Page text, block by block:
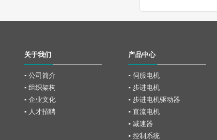
关于我们
▪ 公司简介
▪ 组织架构
▪ 企业文化
▪ 人才招聘
产品中心
▪ 伺服电机
▪ 步进电机
▪ 步进电机驱动器
▪ 直流电机
▪ 减速器
▪ 控制系统